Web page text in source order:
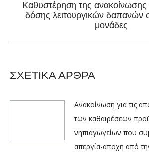
Next
post:
Καθυστέρηση της ανακοίνωσης
δόσης λειτουργικών δαπανών
μονάδες
ΣΧΕΤΙΚΑ ΑΡΘΡΑ
Ανακοίνωση για τις
των καθαιρέσεων
νηπιαγωγείων που
απεργία-αποχή από